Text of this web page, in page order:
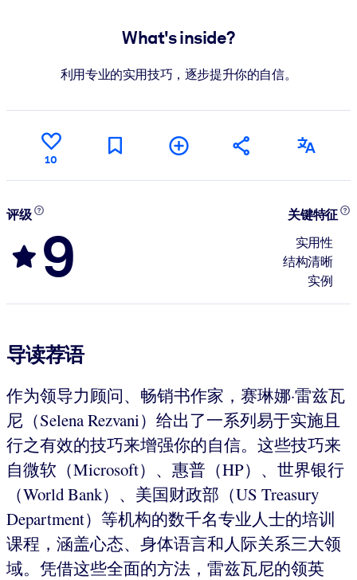
What's inside?
利用专业的实用技巧，逐步提升你的自信。
10
评级
9
关键特征
实用性
结构清晰
实例
导读荐语
作为领导力顾问、畅销书作家，赛琳娜·雷兹瓦
尼（Selena Rezvani）给出了一系列易于实施且
行之有效的技巧来增强你的自信。这些技巧来
自微软（Microsoft）、惠普（HP）、世界银行
（World Bank）、美国财政部（US Treasury
Department）等机构的数千名专业人士的培训
课程，涵盖心态、身体语言和人际关系三大领
域。凭借这些全面的方法，雷兹瓦尼的领英